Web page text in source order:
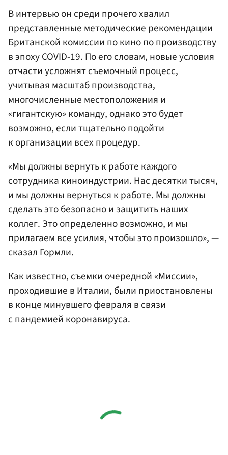
В интервью он среди прочего хвалил
представленные методические рекомендации
Британской комиссии по кино по производству
в эпоху COVID-19. По его словам, новые условия
отчасти усложнят съемочный процесс,
учитывая масштаб производства,
многочисленные местоположения и
«гигантскую» команду, однако это будет
возможно, если тщательно подойти
к организации всех процедур.
«Мы должны вернуть к работе каждого
сотрудника киноиндустрии. Нас десятки тысяч,
и мы должны вернуться к работе. Мы должны
сделать это безопасно и защитить наших
коллег. Это определенно возможно, и мы
прилагаем все усилия, чтобы это произошло», —
сказал Гормли.
Как известно, съемки очередной «Миссии»,
проходившие в Италии, были приостановлены
в конце минувшего февраля в связи
с пандемией коронавируса.